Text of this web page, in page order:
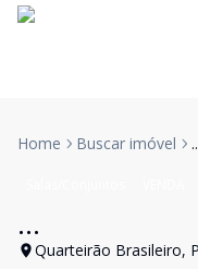
Home Buscar imóvel
...
Quarteirão Brasileiro,